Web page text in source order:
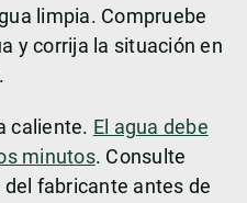
limpia. Compruebe
y corrija la situación en
caliente. El agua debe
minutos. Consulte
fabricante antes de